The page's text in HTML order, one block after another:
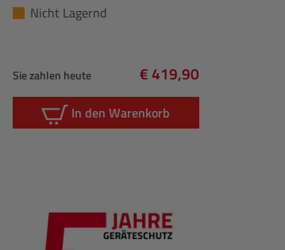
Nicht Lagernd
Sie zahlen heute
Regulärer Preis:
€ 419,90
In den Warenkorb